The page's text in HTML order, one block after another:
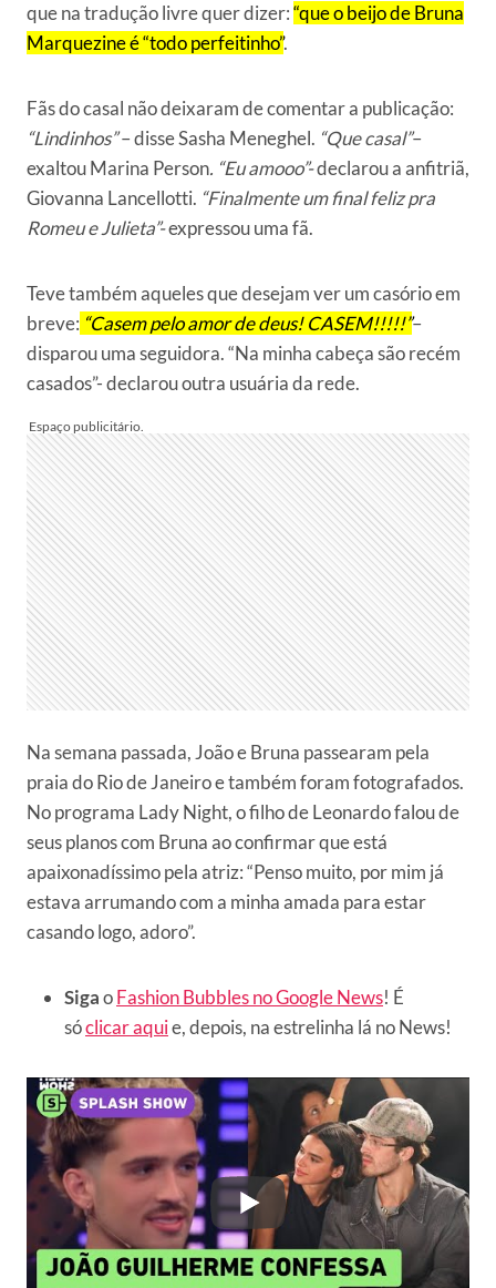
que na tradução livre quer dizer:“que o beijo de Bruna
Marquezine é “todo perfeitinho”.
Fãs do casal não deixaram de comentar a publicação:
“Lindinhos”– disse Sasha Meneghel. “Que casal”–
exaltou Marina Person. “Eu amooo”-declarou a anfitriã,
Giovanna Lancellotti. “Finalmente um final feliz pra
Romeu e Julieta”-expressou uma fã.
Teve também aqueles que desejam ver um casório em
breve: “Casem pelo amor de deus! CASEM!!!!!”–
disparou uma seguidora. “Na minha cabeça são recém
casados”- declarou outra usuária da rede.
Na semana passada, João e Bruna passearam pela
praia do Rio de Janeiro e também foram fotografados.
No programa Lady Night, o filho de Leonardo falou de
seus planos com Bruna ao confirmar que está
apaixonadíssimo pela atriz: “Penso muito, por mim já
estava arrumando com a minha amada para estar
casando logo, adoro”.
SigaoFashion Bubbles no Google News! É
sóclicar aquie, depois, na estrelinha lá no News!